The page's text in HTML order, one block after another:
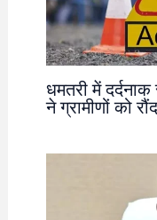
धमतरी में
ने ग्रामीणों को